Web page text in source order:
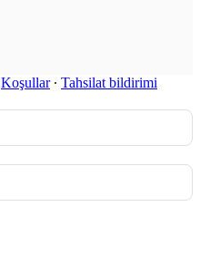
Koşullar∙ Tahsilat bildirimi